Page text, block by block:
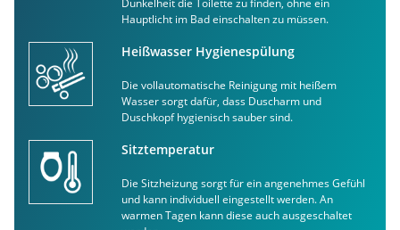
Hauptlicht im Bad einschalten zu müssen.
Heißwasser Hygienespülung
Die vollautomatische Reinigung mit heißem
Wasser sorgt dafür, dass Duscharm und
Duschkopf hygienisch sauber sind.
Sitztemperatur
Die Sitzheizung sorgt für ein angenehmes Gefühl
und kann individuell eingestellt werden. An
warmen Tagen kann diese auch ausgeschaltet